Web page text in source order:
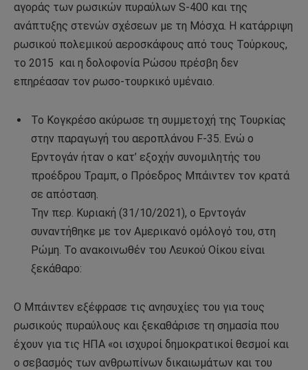
αγοράς των ρωσικών πυραύλων S-400 και της
ανάπτυξης στενών σχέσεων με τη Μόσχα. Η κατάρριψη
ρωσικού πολεμικού αεροσκάφους από τους Τούρκους,
το 2015 και η δολοφονία Ρώσου πρέσβη δεν
επηρέασαν τον ρωσο-τουρκικό υμέναιο.
Το Κογκρέσο ακύρωσε τη συμμετοχή της Τουρκίας
στην παραγωγή του αεροπλάνου F-35. Ενώ ο
Ερντογάν ήταν ο κατ’ εξοχήν συνομιλητής του
προέδρου Τραμπ, ο Πρόεδρος Μπάιντεν τον κρατά
σε απόσταση.
Την περ. Κυριακή (31/10/2021), ο Ερντογάν
συναντήθηκε με τον Αμερικανό ομόλογό του, στη
Ρώμη. Το ανακοινωθέν του Λευκού Οίκου είναι
ξεκάθαρο:
Ο Μπάιντεν εξέφρασε τις ανησυχίες του για τους
ρωσικούς πυραύλους και ξεκαθάρισε τη σημασία που
έχουν για τις ΗΠΑ «οι ισχυροί δημοκρατικοί θεσμοί και
ο σεβασμός των ανθρωπίνων δικαιωμάτων και του